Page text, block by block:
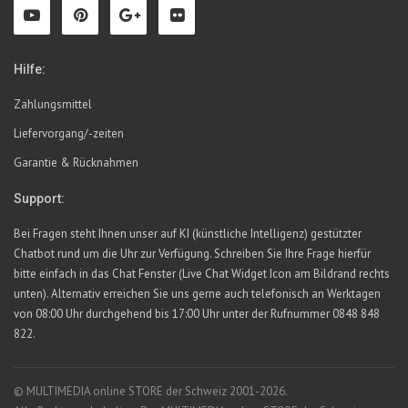
Hilfe:
Zahlungsmittel
Liefervorgang/-zeiten
Garantie & Rücknahmen
Support:
Bei Fragen steht Ihnen unser auf KI (künstliche Intelligenz) gestützter
Chatbot rund um die Uhr zur Verfügung. Schreiben Sie Ihre Frage hierfür
bitte einfach in das Chat Fenster (Live Chat Widget Icon am Bildrand rechts
unten). Alternativ erreichen Sie uns gerne auch telefonisch an Werktagen
von 08:00 Uhr durchgehend bis 17:00 Uhr unter der Rufnummer 0848 848
822.
© MULTIMEDIA online STORE der Schweiz 2001-2026.